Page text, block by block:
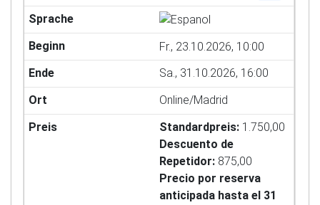
Fr., 23.10.2026, 10:00
Sa., 31.10.2026, 16:00
Online/Madrid
Standardpreis: 1.750,00
Descuento de
Repetidor: 875,00
Precio por reserva
anticipada hasta el 31